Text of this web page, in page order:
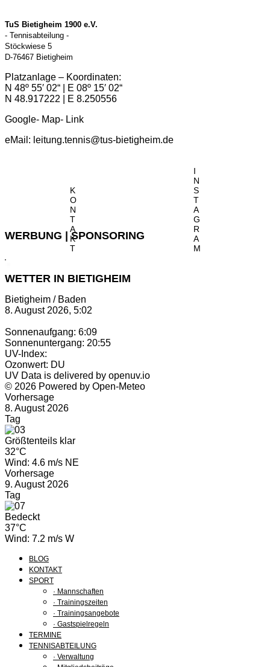
TuS Bietigheim 1900 e.V.
- Tennisabteilung -
Stöckwiese 5
D-76467 Bietigheim
Platzanlage – Koordinaten:
N 48º 55′ 02“ | E 08º 15′ 02“
N 48.917222 | E 8.250556
Google- Map- Link
eMail: leitung.tennis@tus-bietigheim.de
K
O
N
T
A
K
T
I
N
S
T
A
G
R
A
M
WERBUNG | SPONSORING
WETTER IN BIETIGHEIM
Bietigheim / Baden
8. August 2026, 5:02
Sonnenaufgang: 6:09
Sonnenuntergang: 20:55
UV-Index:
Ozonwert: DU
UV Data is delivered by openuv.io
© 2026 Powered by Open-Meteo
Vorhersage
8. August 2026
Tag
Größtenteils klar
32°C
Wind: 4.6 m/s NE
Vorhersage
9. August 2026
Tag
Bedeckt
37°C
Wind: 7.2 m/s W
BLOG
KONTAKT
SPORT
· Mannschaften
· Trainingszeiten
· Trainingsangebote
· Gastspielregeln
TERMINE
TENNISABTEILUNG
· Verwaltung